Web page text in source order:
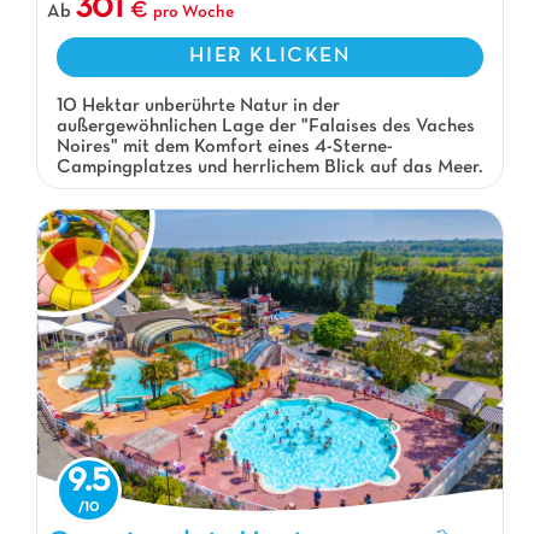
Ab 301 pro Woche
HIER KLICKEN
10 Hektar unberührte Natur in der
außergewöhnlichen Lage der "Falaises des Vaches
Noires" mit dem Komfort eines 4-Sterne-
Campingplatzes und herrlichem Blick auf das Meer.
Campingplatz Hautes Coutures, Campingplatz Basse-Normandie
9.5